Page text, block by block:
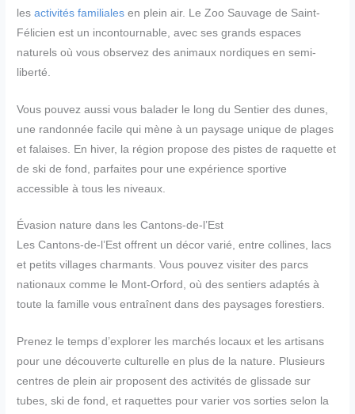
lesactivités familiales en plein air. Le Zoo Sauvage de Saint-
Félicien est un incontournable, avec ses grands espaces
naturels où vous observez des animaux nordiques en semi-
liberté.
Vous pouvez aussi vous balader le long du Sentier des dunes,
une randonnée facile qui mène à un paysage unique de plages
et falaises. En hiver, la région propose des pistes de raquette et
de ski de fond, parfaites pour une expérience sportive
accessible à tous les niveaux.
Évasion nature dans les Cantons-de-l’Est
Les Cantons-de-l’Est offrent un décor varié, entre collines, lacs
et petits villages charmants. Vous pouvez visiter des parcs
nationaux comme le Mont-Orford, où des sentiers adaptés à
toute la famille vous entraînent dans des paysages forestiers.
Prenez le temps d’explorer les marchés locaux et les artisans
pour une découverte culturelle en plus de la nature. Plusieurs
centres de plein air proposent des activités de glissade sur
tubes, ski de fond, et raquettes pour varier vos sorties selon la